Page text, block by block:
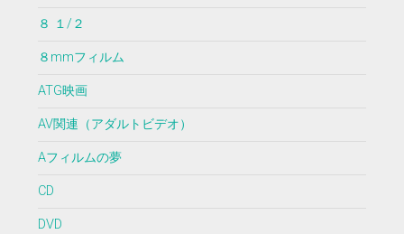
８ １/２
８mmフィルム
ATG映画
AV関連（アダルトビデオ）
Aフィルムの夢
CD
DVD